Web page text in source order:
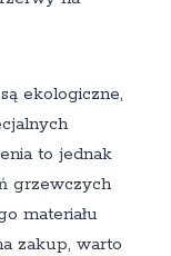
ekologiczne,
to jednak
grzewczych
materiału
zakup, warto